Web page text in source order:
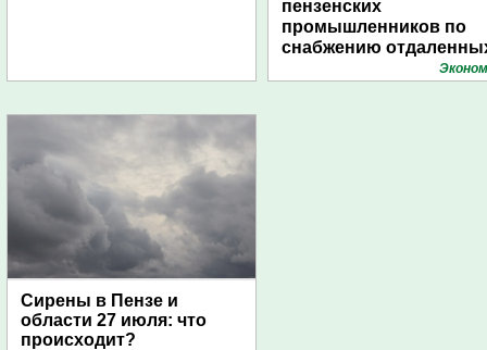
пензенских
промышленников по
снабжению
поселений с помощью
Сирены в Пензе и
области 27 июля: что
происходит?